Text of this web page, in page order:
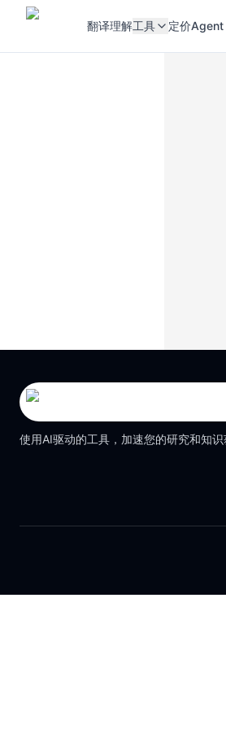
翻译理解工具 定价Agent
使用AI驱动的工具，加速您的研究和知识